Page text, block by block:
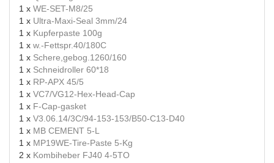
1 x WE-SET-M8/25
1 x Ultra-Maxi-Seal 3mm/24
1 x Kupferpaste 100g
1 x w.-Fettspr.40/180C
1 x Schere,gebog.1260/160
1 x Schneidroller 60*18
1 x RP-APX 45/5
1 x VC7/VG12-Hex-Head-Cap
1 x F-Cap-gasket
1 x V3.06.14/3C/94-153-153/B50-C13-D40
1 x MB CEMENT 5-L
1 x MP19WE-Tire-Paste 5-Kg
2 x Kombiheber FJ40 4-5TO